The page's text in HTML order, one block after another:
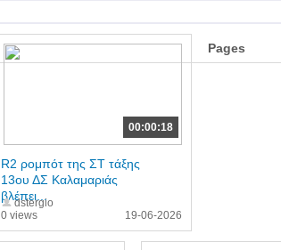
00:00:18
0 views
R2 ρομπότ της ΣΤ τάξης
13ου ΔΣ Καλαμαριάς
βλέπει...
dstergio
19-06-2026
Pages